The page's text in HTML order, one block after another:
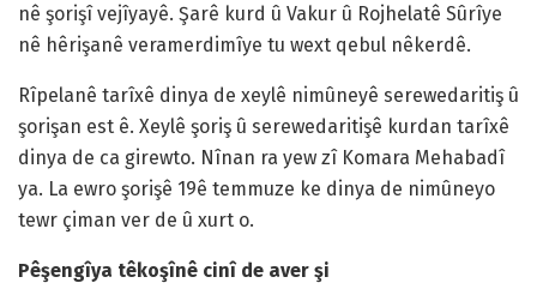
nê şorişî vejîyayê. Şarê kurd û Vakur û Rojhelatê Sûrîye
nê hêrişanê veramerdimîye tu wext qebul nêkerdê.
Rîpelanê tarîxê dinya de xeylê nimûneyê serewedaritiş û
şorişan est ê. Xeylê şoriş û serewedaritişê kurdan tarîxê
dinya de ca girewto. Nînan ra yew zî Komara Mehabadî
ya. La ewro şorişê 19ê temmuze ke dinya de nimûneyo
tewr çiman ver de û xurt o.
Pêşengîya têkoşînê cinî de aver şi